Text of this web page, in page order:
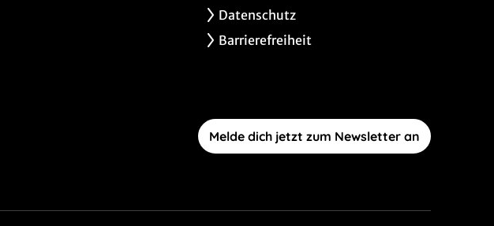
Datenschutz
Barrierefreiheit
Melde dich jetzt zum Newsletter an